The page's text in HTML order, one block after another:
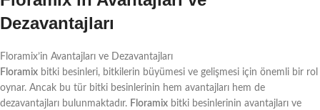
Dezavantajları
Floramix’in Avantajları ve Dezavantajları
Floramix bitki besinleri, bitkilerin büyümesi ve gelişmesi için önemli bir rol
oynar. Ancak bu tür bitki besinlerinin hem avantajları hem de
dezavantajları bulunmaktadır. Floramix bitki besinlerinin avantajları ve